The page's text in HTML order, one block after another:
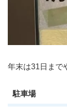
年末は31日まで
駐車場